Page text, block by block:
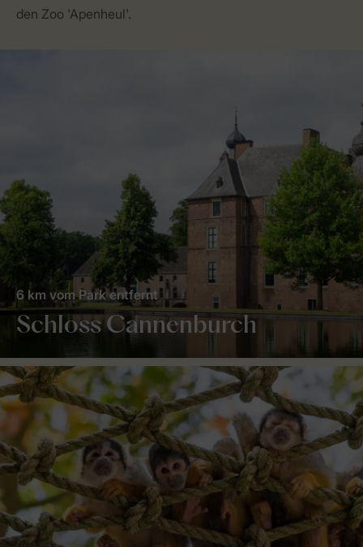
den Zoo 'Apenheul'.
Schloss Cannenburch
6 km vom Park entfernt